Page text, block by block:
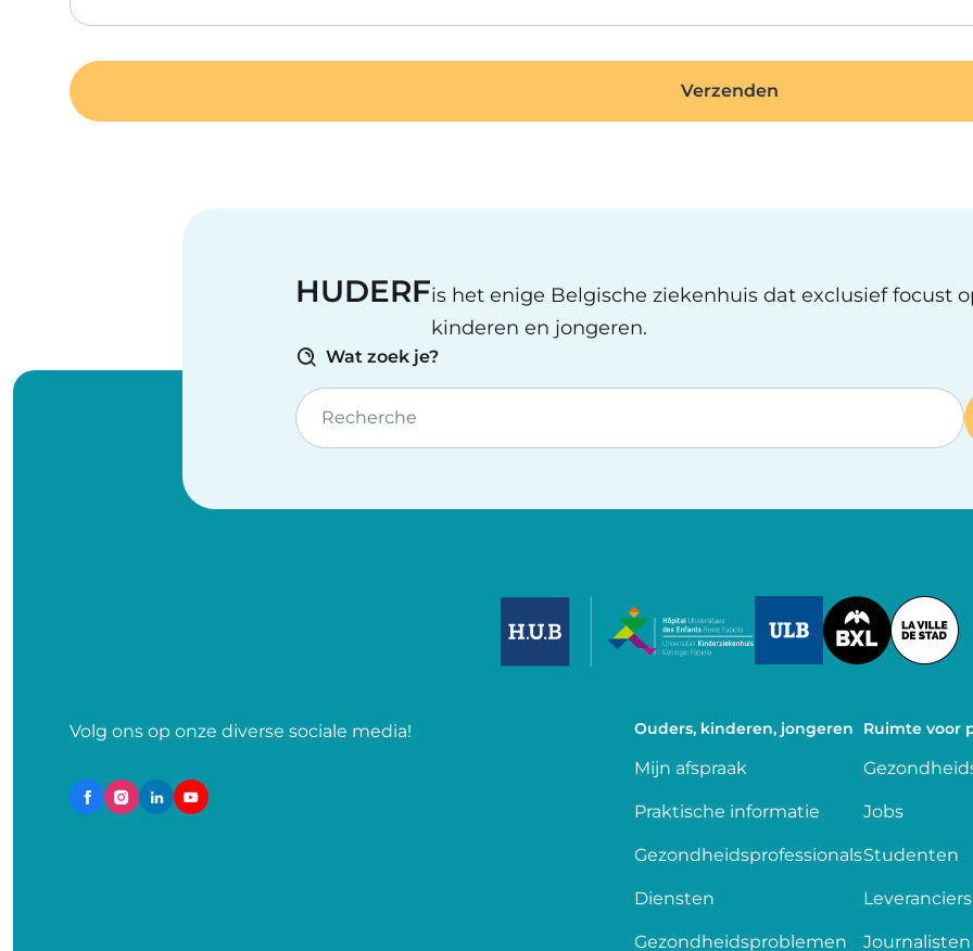
HUDERFis het enige Belgische ziekenhuis dat exclusief focust
kinderen en jongeren.
Wat zoek je?
Recherche
Image
Volg ons op onze diverse sociale media! Ouders, kinderen, jongeren
Mijn afspraak
Praktische informatie
Gezondheidsprofessionals
Diensten
Gezondheidsproblemen
Ruimte voor
Jobs
Studenten
Leveranciers
Journalisten